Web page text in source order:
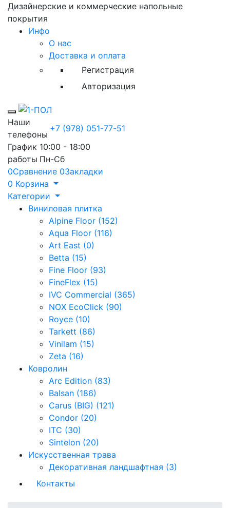
Дизайнерские и коммерческие напольные
покрытия
Инфо
О нас
Доставка и оплата
Регистрация
Авторизация
Toggle mobile menu
Наши
телефоны
+7 (978) 051-77-51
График
работы
10:00 - 18:00
Пн-Сб
0Сравнение 0Закладки
0 Корзина
Категории
Виниловая плитка
Alpine Floor (152)
Aqua Floor (116)
Art East (0)
Betta (15)
Fine Floor (93)
FineFlex (15)
IVC Commercial (365)
NOX EcoClick (90)
Royce (10)
Tarkett (86)
Vinilam (15)
Zeta (16)
Ковролин
Arc Edition (83)
Balsan (186)
Carus (BIG) (121)
Condor (20)
ITC (30)
Sintelon (20)
Искусственная трава
Декоративная ландшафтная (3)
Контакты